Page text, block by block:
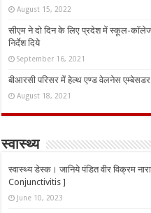
August 15, 2022
सीएम ने दो दिन के लिए प्रदेश में स्कूल-
निर्देश दिये
September 16, 2021
बीआरसी परिसर में हेल्थ एण्ड वेलनेस एम्बेसडर
August 18, 2021
स्वास्थ्य
स्वास्थ्य डेस्क। जानिये पंडित वीर विक्रम
Conjunctivitis ]
June 10, 2023